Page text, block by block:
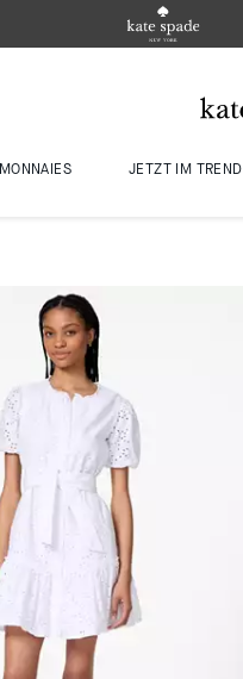
JETZT IM TREND